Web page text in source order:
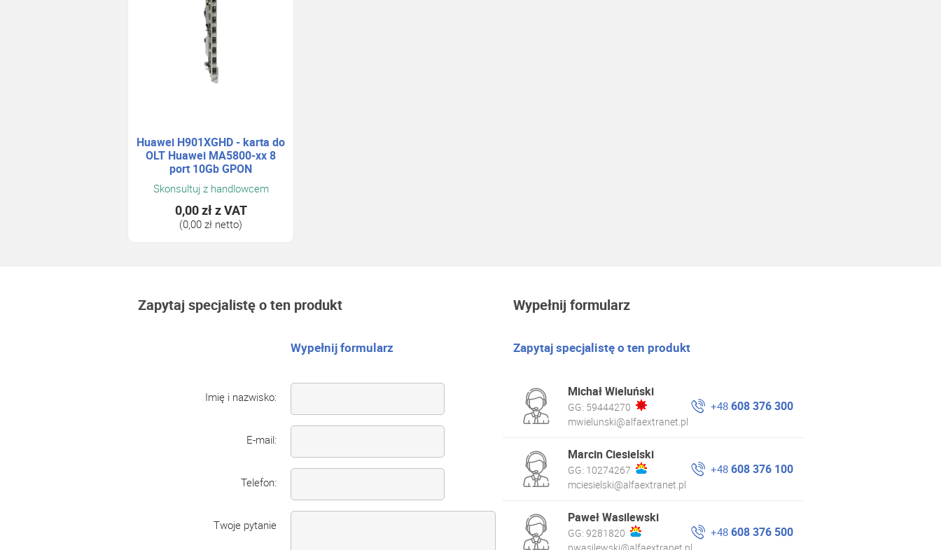
Huawei H901XGHD - karta do
OLT Huawei MA5800-xx 8
port 10Gb GPON
Skonsultuj z handlowcem
0,00 złz VAT
(0,00 zł netto)
Zapytaj specjalistę o ten produkt
Wypełnij formularz
Imię i nazwisko:
E-mail:
Telefon:
Twoje pytanie
Wypełnij formularz
Zapytaj specjalistę o ten produkt
Michał Wieluński
GG: 59444270
mwielunski@alfaextranet.pl
+48608 376 300
Marcin Ciesielski
GG: 10274267
mciesielski@alfaextranet.pl
+48608 376 100
Paweł Wasilewski
GG:9281820
+48608 376 500